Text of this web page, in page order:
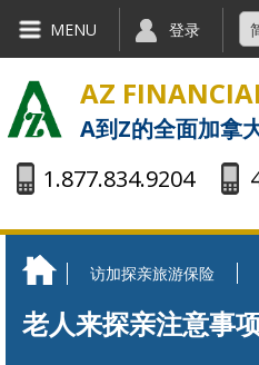
Skip to main content
MENU
登录
AZ
A到Z的全面加拿
1.877.834.9204
You are here
访加探亲旅游保险
老人来探亲注意事